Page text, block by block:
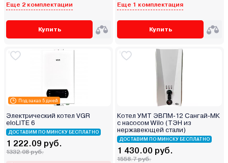
Еще 2 комплектации
Купить
Еще 1 комплектация
Купить
Под заказ 5 дней
Электрический котел VGR
eloLITE 6
ДОСТАВИМ ПО МИНСКУ БЕСПЛАТНО
1 222.09 руб.
1332.08 руб.
Котел УМТ ЭВПМ-12 Сангай-МК
с насосом Wilo (ТЭН из
нержавеющей стали)
ДОСТАВИМ ПО МИНСКУ БЕСПЛАТНО
1 430.00 руб.
1558.7 руб.